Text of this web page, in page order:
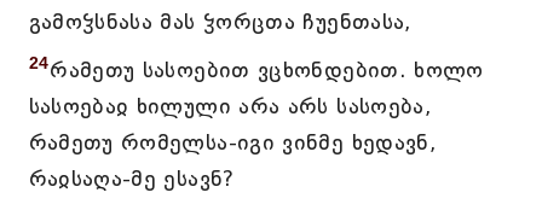
გამოჴსნასა მას ჴორცთა ჩუენთასა,
24რამეთუ სასოებით ვცხონდებით. ხოლო
სასოებაჲ ხილული არა არს სასოება,
რამეთუ რომელსა-იგი ვინმე ხედავნ,
რაჲსაღა-მე ესავნ?